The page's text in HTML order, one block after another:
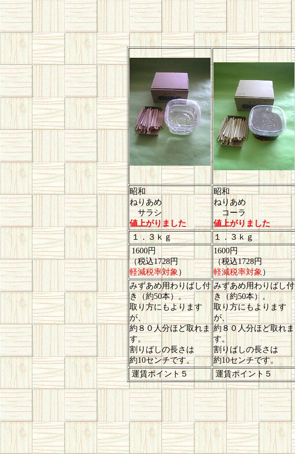
昭和
ねりあめ
サラシ
値上がりました
昭和
ねりあめ
コーラ
値上がりました
１．３ｋｇ １．３ｋｇ
1600円
（税込1728円
軽減税率対象）
1600円
（税込1728円
軽減税率対象）
みずあめ用わりばし付
き（約50本）。
取り方にもよります
が、
約８０人分ほど取れま
す。
割りばしの長さは
約10センチです。
みずあめ用わりばし付
き（約50本）。
取り方にもよります
が、
約８０人分ほど取れま
す。
割りばしの長さは
約10センチです。
運賃ポイント５ 運賃ポイント５